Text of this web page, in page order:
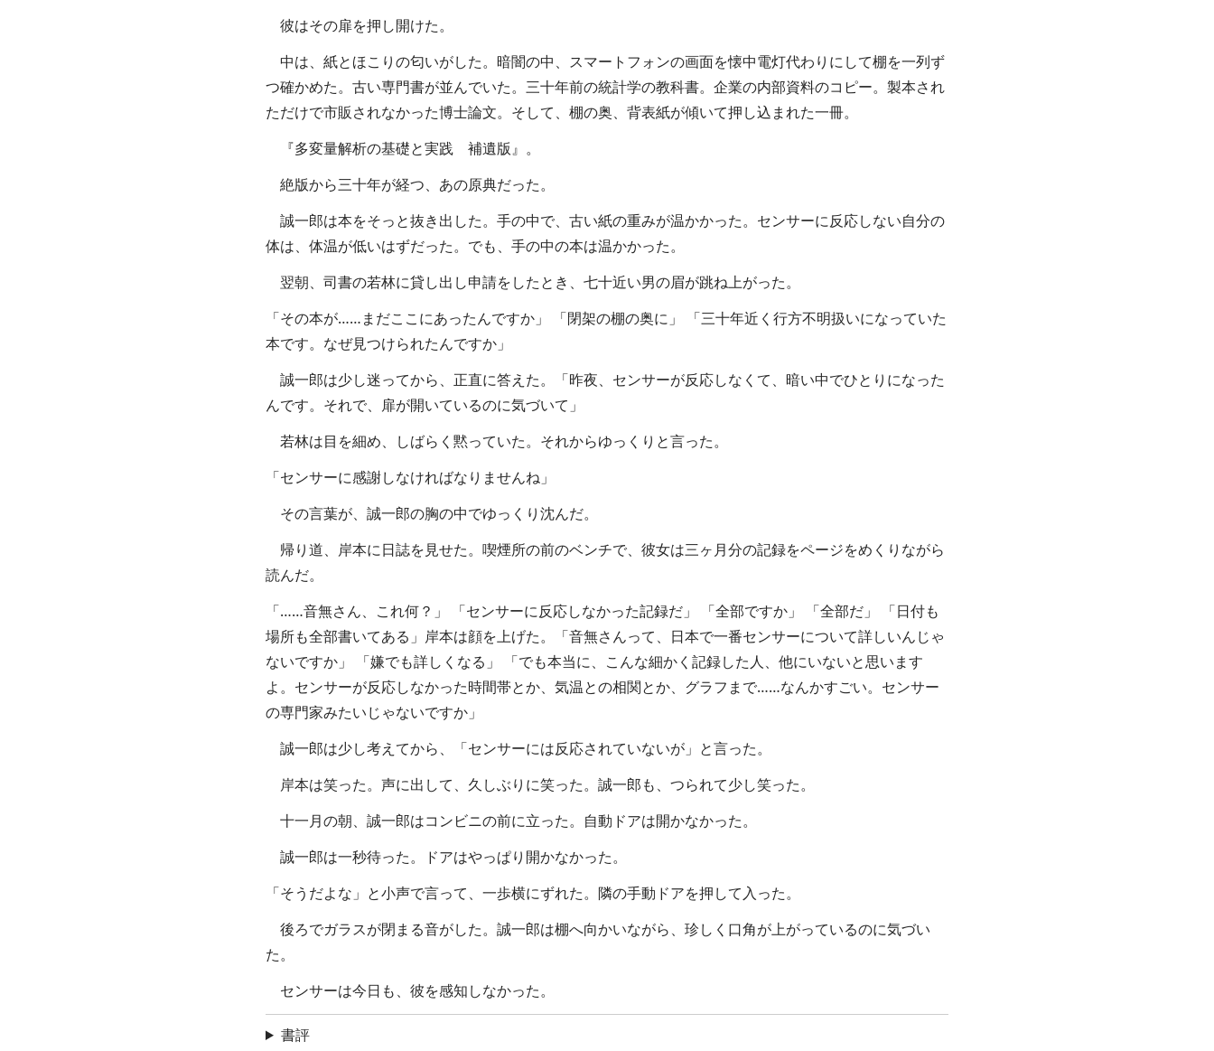
彼はその扉を押し開けた。
中は、紙とほこりの匂いがした。暗闇の中、スマートフォンの画面を懐中電灯代わりにして棚を一列ず
つ確かめた。古い専門書が並んでいた。三十年前の統計学の教科書。企業の内部資料のコピー。製本され
ただけで市販されなかった博士論文。そして、棚の奥、背表紙が傾いて押し込まれた一冊。
『多変量解析の基礎と実践 補遺版』。
絶版から三十年が経つ、あの原典だった。
誠一郎は本をそっと抜き出した。手の中で、古い紙の重みが温かかった。センサーに反応しない自分の
体は、体温が低いはずだった。でも、手の中の本は温かかった。
翌朝、司書の若林に貸し出し申請をしたとき、七十近い男の眉が跳ね上がった。
「その本が……まだここにあったんですか」 「閉架の棚の奥に」 「三十年近く行方不明扱いになっていた
本です。なぜ見つけられたんですか」
誠一郎は少し迷ってから、正直に答えた。「昨夜、センサーが反応しなくて、暗い中でひとりになった
んです。それで、扉が開いているのに気づいて」
若林は目を細め、しばらく黙っていた。それからゆっくりと言った。
「センサーに感謝しなければなりませんね」
その言葉が、誠一郎の胸の中でゆっくり沈んだ。
帰り道、岸本に日誌を見せた。喫煙所の前のベンチで、彼女は三ヶ月分の記録をページをめくりながら
読んだ。
「……音無さん、これ何？」 「センサーに反応しなかった記録だ」 「全部ですか」 「全部だ」 「日付も
場所も全部書いてある」岸本は顔を上げた。「音無さんって、日本で一番センサーについて詳しいんじゃ
ないですか」 「嫌でも詳しくなる」 「でも本当に、こんな細かく記録した人、他にいないと思います
よ。センサーが反応しなかった時間帯とか、気温との相関とか、グラフまで……なんかすごい。センサー
の専門家みたいじゃないですか」
誠一郎は少し考えてから、「センサーには反応されていないが」と言った。
岸本は笑った。声に出して、久しぶりに笑った。誠一郎も、つられて少し笑った。
十一月の朝、誠一郎はコンビニの前に立った。自動ドアは開かなかった。
誠一郎は一秒待った。ドアはやっぱり開かなかった。
「そうだよな」と小声で言って、一歩横にずれた。隣の手動ドアを押して入った。
後ろでガラスが閉まる音がした。誠一郎は棚へ向かいながら、珍しく口角が上がっているのに気づい
た。
センサーは今日も、彼を感知しなかった。
書評